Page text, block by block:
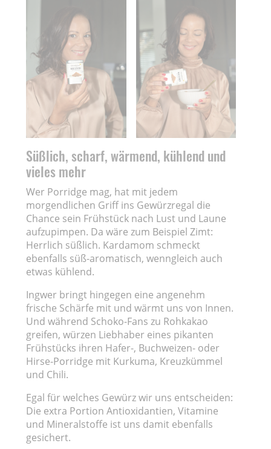
Süßlich, scharf, wärmend, kühlend und
vieles mehr
Wer Porridge mag, hat mit jedem
morgendlichen Griff ins Gewürzregal die
Chance sein Frühstück nach Lust und Laune
aufzupimpen. Da wäre zum Beispiel Zimt:
Herrlich süßlich. Kardamom schmeckt
ebenfalls süß-aromatisch, wenngleich auch
etwas kühlend.
Ingwer bringt hingegen eine angenehm
frische Schärfe mit und wärmt uns von Innen.
Und während Schoko-Fans zu Rohkakao
greifen, würzen Liebhaber eines pikanten
Frühstücks ihren Hafer-, Buchweizen- oder
Hirse-Porridge mit Kurkuma, Kreuzkümmel
und Chili.
Egal für welches Gewürz wir uns entscheiden:
Die extra Portion Antioxidantien, Vitamine
und Mineralstoffe ist uns damit ebenfalls
gesichert.